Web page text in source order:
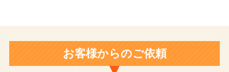
お客様からのご依頼